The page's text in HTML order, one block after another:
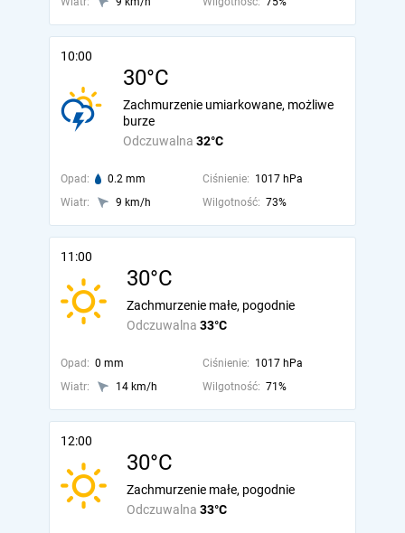
10:00
30°C
Odczuwalna 32°C
Zachmurzenie umiarkowane, możliwe
burze
Opad: 0.2 mm Ciśnienie: 1017 hPa
Wiatr:
9 km/h Wilgotność: 73%
11:00
30°C
Odczuwalna 33°C
Zachmurzenie małe, pogodnie
Opad: 0 mm Ciśnienie: 1017 hPa
Wiatr:
14 km/h Wilgotność: 71%
12:00
30°C
Odczuwalna 33°C
Zachmurzenie małe, pogodnie